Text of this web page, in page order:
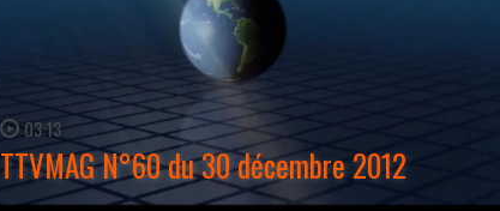
03:13
TTVMAG N°60 du 30 décembre 2012
WATCH NOW →